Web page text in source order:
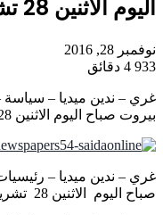
اليوم الاثنين 28 تشرين الثاني 2016
نوفمبر 28, 2016
933 4 دقائق
غري – ندين ميديا –
بيروت صباح اليوم الاثنين 28 تشرين الثاني 2016
غري – ندين ميديا –
صباح اليوم الاثنين 28 تشرين الثاني 2016